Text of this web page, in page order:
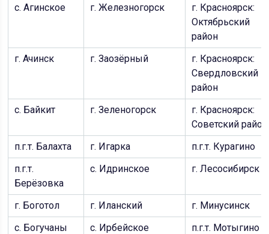
с. Агинское
г. Железногорск
г. Красноярск:
Октябрьский
район
г. Ачинск
г. Заозёрный
г. Красноярск:
Свердловский
район
с. Байкит
г. Зеленогорск
г. Красноярск:
Советский район
п.г.т. Балахта
г. Игарка
п.г.т. Курагино
п.г.т.
Берёзовка
с. Идринское г. Лесосибирск
г. Боготол г. Иланский
г. Минусинск
с. Богучаны
с. Ирбейское
п.г.т. Мотыгино